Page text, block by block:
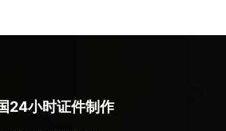
24小时证件制作